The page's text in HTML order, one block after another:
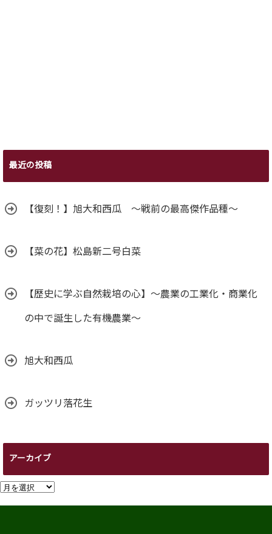
最近の投稿
【復刻！】旭大和西瓜 ～戦前の最高傑作品種～
【菜の花】松島新二号白菜
【歴史に学ぶ自然栽培の心】～農業の工業化・商業化
の中で誕生した有機農業～
旭大和西瓜
ガッツリ落花生
アーカイブ
ア
ー